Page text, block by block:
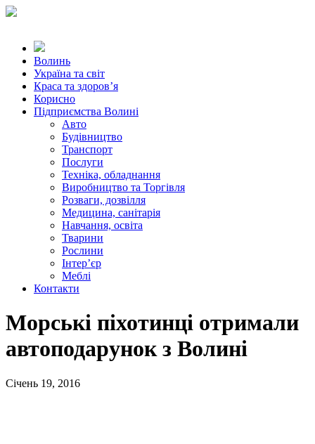
Волинь
Україна та світ
Краса та здоров’я
Корисно
Підприємства Волині
Авто
Будівництво
Транспорт
Послуги
Техніка, обладнання
Виробництво та Торгівля
Розваги, дозвілля
Медицина, санітарія
Навчання, освіта
Тварини
Рослини
Інтер’єр
Меблі
Контакти
Морські піхотинці отримали
автоподарунок з Волині
Січень 19, 2016